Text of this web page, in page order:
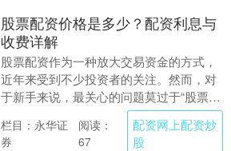
股票配资价格是多少？配资利息与
收费详解
股票配资作为一种放大交易资金的方式，
近年来受到不少投资者的关注。然而，对
于新手来说，最关心的问题莫过于“股票配
资价格是多少？”以及具体的收费构成。本
文将详细解析....
栏目：永华证
券
阅读：
67
配资网上配资炒
股